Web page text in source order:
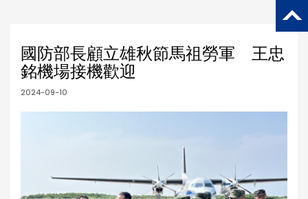
國防部長顧立雄秋節馬祖勞軍 王忠
銘機場接機歡迎
2024-09-10